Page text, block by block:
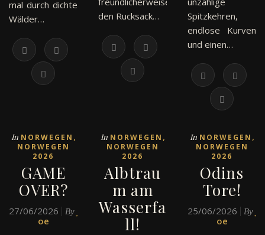
mal durch dichte
Wälder…
den Rucksack…
Spitzkehren,
endlose Kurven
und einen…
In NORWEGEN ,
NORWEGEN
2026
GAME
OVER?
27/06/2026 By
oe
In NORWEGEN ,
NORWEGEN
2026
Albtrau
m am
Wasserfa
ll!
In NORWEGEN ,
NORWEGEN
2026
Odins
Tore!
25/06/2026 By
oe